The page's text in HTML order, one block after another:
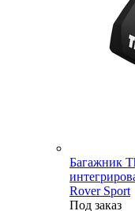
Багажник
Rover Sport
Под заказ